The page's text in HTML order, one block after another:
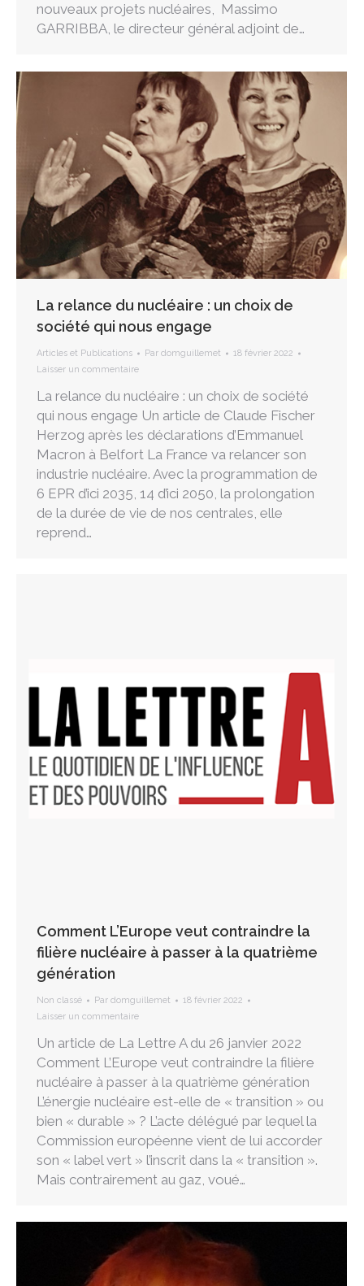
nouveaux projets nucléaires, Massimo
GARRIBBA, le directeur général adjoint de…
La relance du nucléaire : un choix de
société qui nous engage
Articles et Publications Par domguillemet
18 février 2022
Laisser un commentaire
La relance du nucléaire : un choix de société
qui nous engage Un article de Claude Fischer
Herzog après les déclarations d’Emmanuel
Macron à Belfort La France va relancer son
industrie nucléaire. Avec la programmation de
6 EPR d’ici 2035, 14 d’ici 2050, la prolongation
de la durée de vie de nos centrales, elle
reprend…
Comment L’Europe veut contraindre la
filière nucléaire à passer à la quatrième
génération
Non classé Par domguillemet
18 février 2022
Laisser un commentaire
Un article de La Lettre A du 26 janvier 2022
Comment L’Europe veut contraindre la filière
nucléaire à passer à la quatrième génération
L’énergie nucléaire est-elle de « transition » ou
bien « durable » ? L’acte délégué par lequel la
Commission européenne vient de lui accorder
son « label vert » l’inscrit dans la « transition ».
Mais contrairement au gaz, voué…